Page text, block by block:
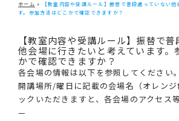
ホーム »
【教室内容や受講ルール】振替で普段通っていない
す。参加方法はどこかで確認できますか？
【教室内容や受講ルール】振替で
他会場に行きたいと考えています。
かで確認できますか？
各会場の情報は以下を参照してください。
開講場所/曜日に記載の会場名（オレンジ
ックいただきますと、各会場のアクセス
—